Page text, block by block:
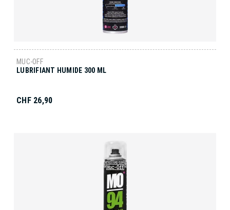
MUC-OFF
LUBRIFIANT HUMIDE 300 ML
CHF 26,90